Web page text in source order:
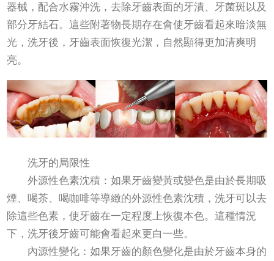
器械，配合水霧沖洗，去除牙齒表面的牙漬、牙菌斑以及
部分牙結石。這些附著物長期存在會使牙齒看起來暗淡無
光，洗牙後，牙齒表面恢復光潔，自然顯得更加清爽明
亮。
洗牙的局限性
外源性色素沈積：如果牙齒變黃或變色是由於長期吸
煙、喝茶、喝咖啡等導緻的外源性色素沈積，洗牙可以去
除這些色素，使牙齒在一定程度上恢復本色。這種情況
下，洗牙後牙齒可能會看起來更白一些。
內源性變化：如果牙齒的顏色變化是由於牙齒本身的